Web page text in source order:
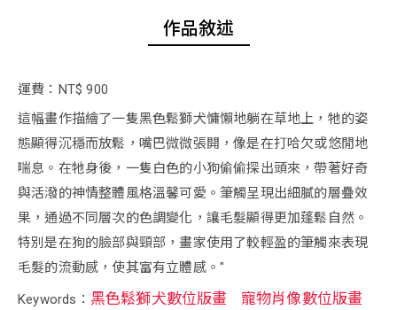
作品敘述
運費：NT$ 900
這幅畫作描繪了一隻黑色鬆獅犬慵懶地躺在草地上，牠的姿
態顯得沉穩而放鬆，嘴巴微微張開，像是在打哈欠或悠閒地
喘息。在牠身後，一隻白色的小狗偷偷探出頭來，帶著好奇
與活潑的神情整體風格溫馨可愛。筆觸呈現出細膩的層疊效
果，通過不同層次的色調變化，讓毛髮顯得更加蓬鬆自然。
特別是在狗的臉部與頸部，畫家使用了較輕盈的筆觸來表現
毛髮的流動感，使其富有立體感。"
Keywords： 黑色鬆獅犬數位版畫
寵物肖像數位版畫